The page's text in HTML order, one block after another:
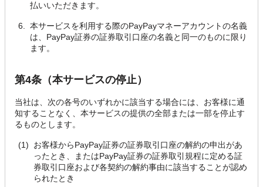
払いいただきます。
本サービスを利用する際のPayPayマネーアカウントの名義
は、PayPay証券の証券取引口座の名義と同一のものに限り
ます。
第4条（本サービスの停止）
当社は、次の各号のいずれかに該当する場合には、お客様に通
知することなく、本サービスの提供の全部または一部を停止す
るものとします。
お客様からPayPay証券の証券取引口座の解約の申出があ
ったとき、またはPayPay証券の証券取引規程に定める証
券取引口座および各契約の解約事由に該当することが認め
られたとき